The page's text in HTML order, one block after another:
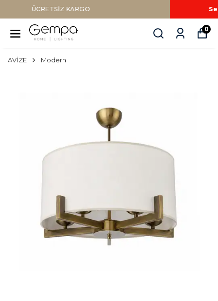
Sepette Nakit Ödemede Ek %10 İNDİRİM
0
AVİZE Modern